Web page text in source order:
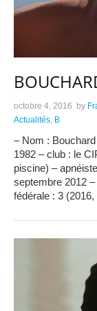
octobre 4, 2016 by
Actualités, B
– Nom :
1982 – club : le
piscine) –
septembre 2012
fédérale : 3